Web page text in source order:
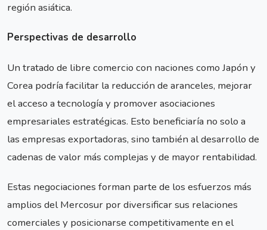
región asiática.
Perspectivas de desarrollo
Un tratado de libre comercio con naciones como Japón y
Corea podría facilitar la reducción de aranceles, mejorar
el acceso a tecnología y promover asociaciones
empresariales estratégicas. Esto beneficiaría no solo a
las empresas exportadoras, sino también al desarrollo de
cadenas de valor más complejas y de mayor rentabilidad.
Estas negociaciones forman parte de los esfuerzos más
amplios del Mercosur por diversificar sus relaciones
comerciales y posicionarse competitivamente en el